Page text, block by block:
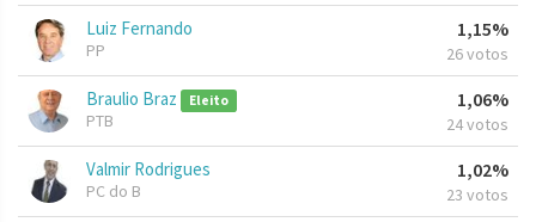
Luiz Fernando
PP
1,15%
26 votos
Braulio Braz Eleito
PTB
1,06%
24 votos
Valmir Rodrigues
PC do B
1,02%
23 votos